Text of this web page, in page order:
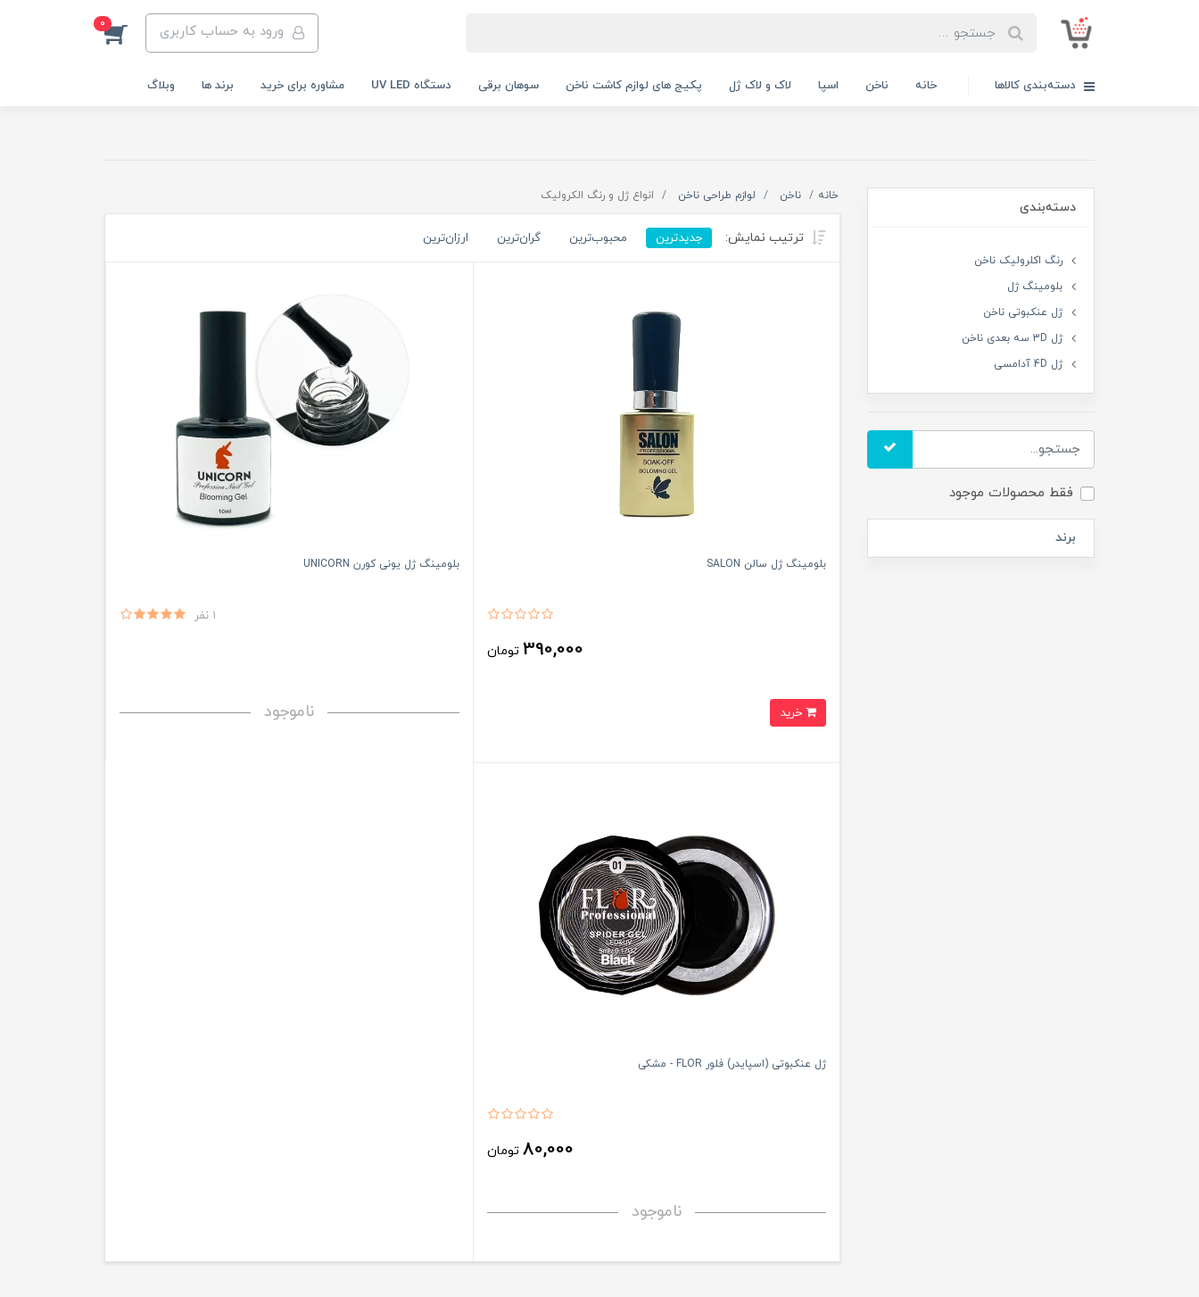
ورود به حساب کاربری 0
دسته‌بندی کالاها خانه ناخن اسپا لاک و لاک ژل پکیج های لوازم کاشت ناخن سوهان برقی دستگاه UV LED مشاوره برای خرید برند ها وبلاگ
دسته‌بندی
رنگ اکلرولیک ناخن
بلومینگ ژل
ژل عنکبوتی ناخن
ژل 3D سه بعدی ناخن
ژل 4D آدامسی
فقط محصولات موجود
برند
خانه ناخن لوازم طراحی ناخن انواع ژل و رنگ الکرولیک
ترتیب نمایش: جدیدترین محبوب‌ترین گران‌ترین ارزان‌ترین
بلومینگ ژل سالن SALON
390,000 تومان
بلومینگ ژل یونی کورن UNICORN
1 نفر
ناموجود
ژل عنکبوتی (اسپایدر) فلور FLOR - مشکی
80,000 تومان
ناموجود